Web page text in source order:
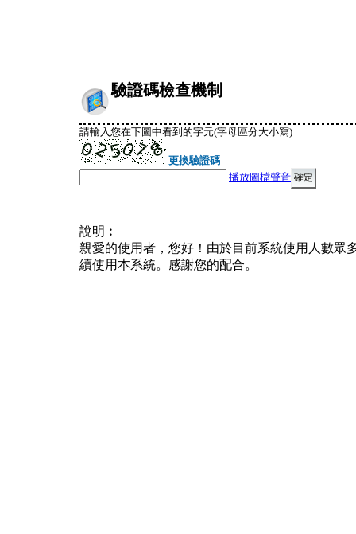
驗證碼檢查機制
請輸入您在下圖中看到的字元(字母區分大小寫)
更換驗證碼
播放圖檔聲音
說明︰
親愛的使用者，您好！由於目前系統使用人數眾
續使用本系統。感謝您的配合。